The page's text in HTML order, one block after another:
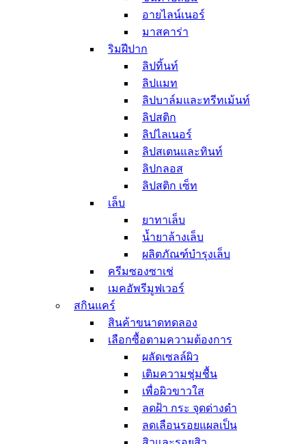
นซิ่งทิชชู่
ผลิตภัณฑ์กันแดดผิวหน้า
มาส์กและทรีทเม้นท์
มาสก์ลอกสิวเสี้ยน
มาสก์รอบดวงตา
มาสก์ริมฝีปาก
มาสก์แผ่น
มาสก์แบบล้างออก
สลิปปิ้งมาสก์
มาสก์มือและเท้า
มาสก์ลำคอ
ดูแลเส้นผมและผิวกาย
ดูแลเส้นผม
แชมพู
ครีมนวดผม
ทรีทเม้นท์เส้นผม
ดรายแชมพู
ยาย้อมสีผม
ดูแลผิวกาย
กาย
สบู่ล้างมือ
ผลิตภัณฑ์อาบน้ำ
ผลิตภัณฑ์บำรุงผิว
ผลิตภัณฑ์กันแดด
ผลิตภัณฑ์ดูแลมือ
และเท้า
อุปกรณ์เสริมสวย
อายไลน์เนอร์
มาสคาร่า
ริมฝีปาก
ลิปทิ้นท์
ลิปแมท
ลิปบาล์มและทรีทเม้นท์
ลิปสติก
ลิปไลเนอร์
ลิปสเตนและทินท์
ลิปกลอส
ลิปสติก เซ็ท
เล็บ
ยาทาเล็บ
น้ำยาล้างเล็บ
ผลิตภัณฑ์บำรุงเล็บ
ครีมซองซาเช่
เมคอัพรีมูฟเวอร์
สกินแคร์
สินค้าขนาดทดลอง
เลือกซื้อตามความต้องการ
ผลัดเซลล์ผิว
เติมความชุ่มชื้น
เพื่อผิวขาวใส
ลดฝ้า กระ จุดด่างดำ
ลดเลือนรอยแผลเป็น